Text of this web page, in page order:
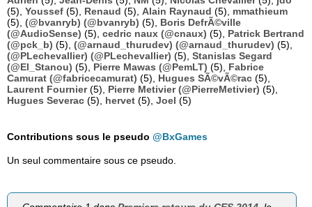
(5), Youssef (5), Renaud (5), Alain Raynaud (5), mmathieum
(5), (@bvanryb) (@bvanryb) (5), Boris DefrÃ©ville
(@AudioSense) (5), cedric naux (@cnaux) (5), Patrick Bertrand
(@pck_b) (5), (@arnaud_thurudev) (@arnaud_thurudev) (5),
(@PLechevallier) (@PLechevallier) (5), Stanislas Segard
(@El_Stanou) (5), Pierre Mawas (@PemLT) (5), Fabrice
Camurat (@fabricecamurat) (5), Hugues SÃ©vÃ©rac (5),
Laurent Fournier(5), Pierre Metivier (@PierreMetivier) (5),
Hugues Severac (5), hervet (5), Joel (5)
Contributions sous le pseudo @BxGames
Un seul commentaire sous ce pseudo.